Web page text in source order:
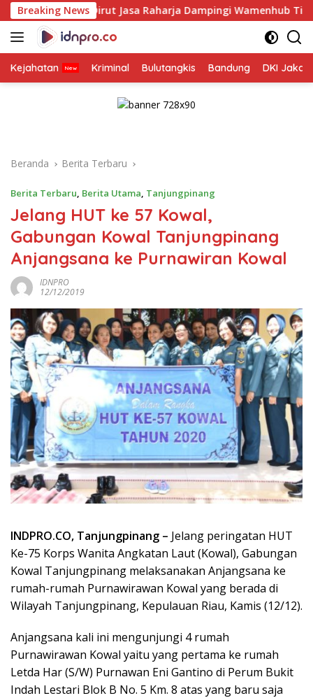
Langsung
ke
konten
Breaking News
Dirut Jasa Raharja Dampingi Wamenhub Tinjau Penanganan
Kejahatan Kriminal Bulutangkis Bandung DKI
Beranda Berita Terbaru
Berita Terbaru, Berita Utama, Tanjungpinang
Jelang HUT ke 57 Kowal,
Gabungan Kowal Tanjungpinang
Anjangsana ke Purnawiran Kowal
IDNPRO
12/12/2019
INDPRO.CO, Tanjungpinang – Jelang peringatan HUT
Ke-75 Korps Wanita Angkatan Laut (Kowal), Gabungan
Kowal Tanjungpinang melaksanakan Anjangsana ke
rumah-rumah Purnawirawan Kowal yang berada di
Wilayah Tanjungpinang, Kepulauan Riau, Kamis (12/12).
Anjangsana kali ini mengunjungi 4 rumah
Purnawirawan Kowal yaitu yang pertama ke rumah
Letda Har (S/W) Purnawan Eni Gantino di Perum Bukit
Indah Lestari Blok B No. 5 Km. 8 atas yang baru saja